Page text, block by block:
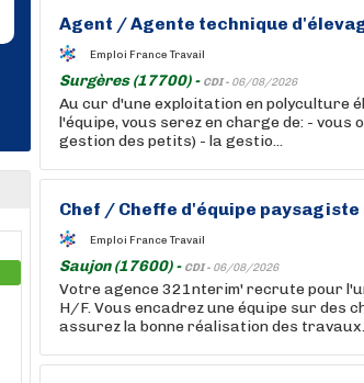
Agent / Agente technique
Emploi France Travail
Surgères (17700) - CDI - 06/08/2026
Au cur d'une exploitation en polyculture
l'équipe, vous serez en charge de: -
gestion des petits) - la gestio...
Chef / Cheffe d'équipe paysagiste
Emploi France Travail
Saujon (17600) - CDI - 06/08/2026
Votre agence 321nterim' recrute pour
H/F. Vous encadrez une équipe sur des
assurez la bonne réalisation des